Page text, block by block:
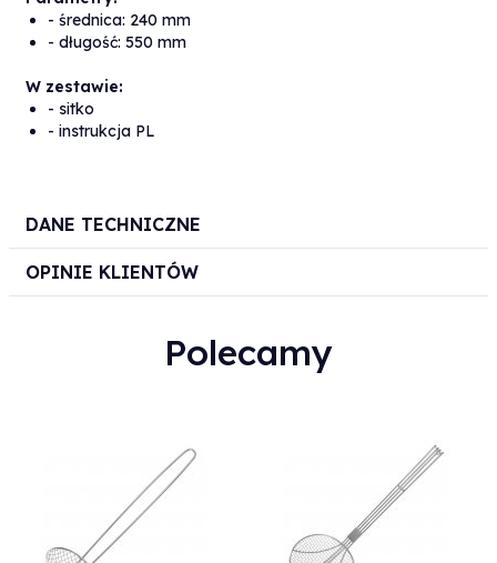
- średnica: 240 mm
- długość: 550 mm
W zestawie:
- sitko
- instrukcja PL
DANE TECHNICZNE
OPINIE KLIENTÓW
Polecamy